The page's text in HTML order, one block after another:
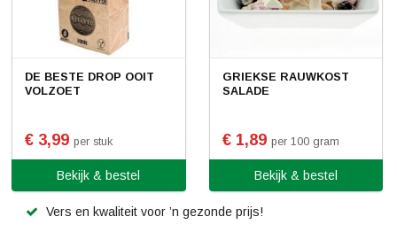
DE BESTE DROP OOIT
VOLZOET
€ 3,99 per stuk
Bekijk & bestel
GRIEKSE RAUWKOST
SALADE
€ 1,89 per 100 gram
Bekijk & bestel
Vers en kwaliteit voor ’n gezonde prijs!